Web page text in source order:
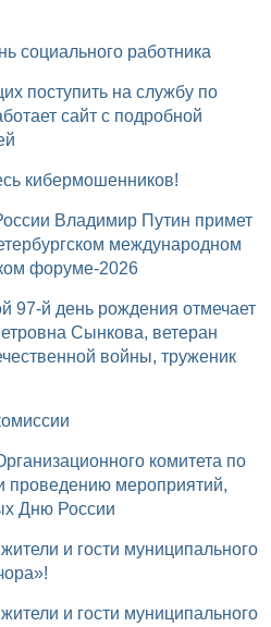
социального работника
сайт с подробной
кибермошенников!
международном
форуме-2026
Сынкова, ветеран
войны, труженик
проведению мероприятий,
Дню России